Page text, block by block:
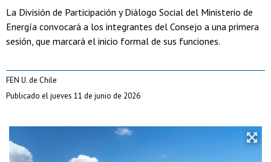
La División de Participación y Diálogo Social del Ministerio de
Energía convocará a los integrantes del Consejo a una primera
sesión, que marcará el inicio formal de sus funciones.
FEN U. de Chile
Publicado el jueves 11 de junio de 2026